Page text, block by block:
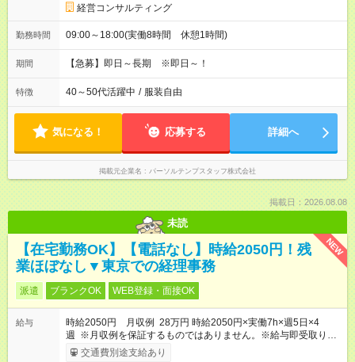
経営コンサルティング
勤務時間 09:00～18:00(実働8時間 休憩1時間)
期間 【急募】即日～長期 ※即日～！
特徴 40～50代活躍中 / 服装自由
気になる！ 応募する 詳細へ
掲載元企業名 パーソルテンプスタッフ株式会社
掲載日：2026.08.08
未読
NEW
【在宅勤務OK】【電話なし】時給2050円！残
業ほぼなし▼東京での経理事務
派遣 ブランクOK WEB登録・面接OK
給与
時給2050円 月収例 28万円 時給2050円×実働7h×週5日×4
週 ※月収例を保証するものではありません。※給与即受取りサ
ービス利用可（利用条件有）
交通費別途支給あり